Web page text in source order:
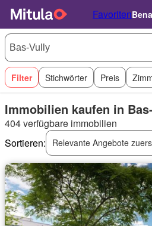
Favoriten
Filter Stichwörter Preis
Immobilien kaufen in
404 verfügbare immobilien
Sortieren:
Relevante Angebote